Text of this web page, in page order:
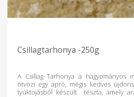
Csillagtarhonya -250g
A Csillag Tarhonya a hagyományos
ötvözi egy apró, mégis kedves
tyúktojásból készült tészta, amely